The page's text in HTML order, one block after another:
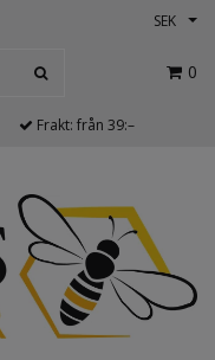
SEK
0
Frakt: från 39:–